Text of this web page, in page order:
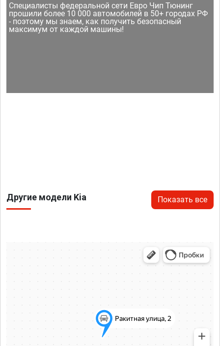
Специалисты федеральной сети Евро Чип Тюнинг
прошили более 10 000 автомобилей в 50+ городах РФ
- поэтому мы знаем, как получить безопасный
максимум от каждой машины!
Другие модели Kia Показать все